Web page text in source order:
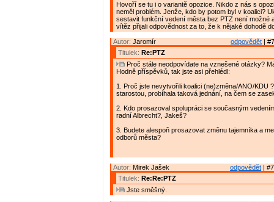
Hovoří se tu i o variantě opozice. Nikdo z nás s
neměl problém. Jenže, kdo by potom byl v koalici?
sestavit funkční vedení města bez PTZ není možné
vítěz přijali odpovědnost za to, že k nějaké dohodě
odpovědět |
Autor: Jaromír
Titulek: Re:PTZ
Proč stále neodpovídate na vznešené otázky?
Hodně příspěvků, tak jste asi přehlédl:
1. Proč jste nevytvořili koalici (ne)změna/ANO/KDU
starostou, probíhala taková jednání, na čem se
2. Kdo prosazoval spolupráci se současným
radní Albrecht?, Jakeš?
3. Budete alespoň prosazovat změnu tajemníka a
odborů města?
odpovědět |
Autor: Mirek Jašek
Titulek: Re:Re:PTZ
Jste směšný.